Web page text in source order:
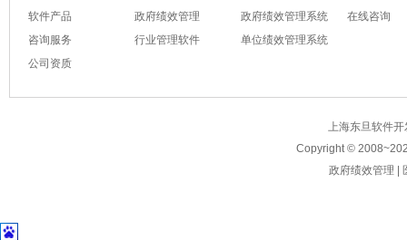
软件产品
咨询服务
公司资质
政府绩效管理
行业管理软件
政府绩效管理系统
单位绩效管理系统
在线咨询
上海东旦软件
Copyright © 2008~
政府绩效管理